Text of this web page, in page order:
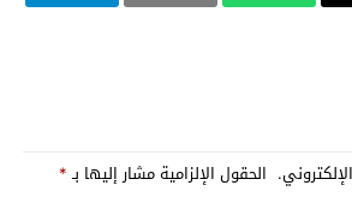
الحقول الإلزامية مشار إليها بـ*